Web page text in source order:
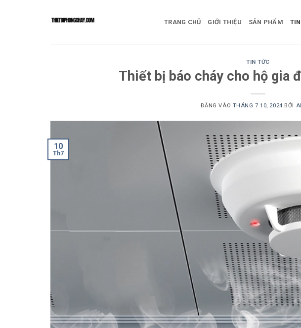
TRANG CHỦ GIỚI THIỆU SẢN PHẨM
TIN TỨC
Thiết bị báo cháy cho hộ gia
ĐĂNG VÀO THÁNG 7 10, 2024 BỞI
10
Th7